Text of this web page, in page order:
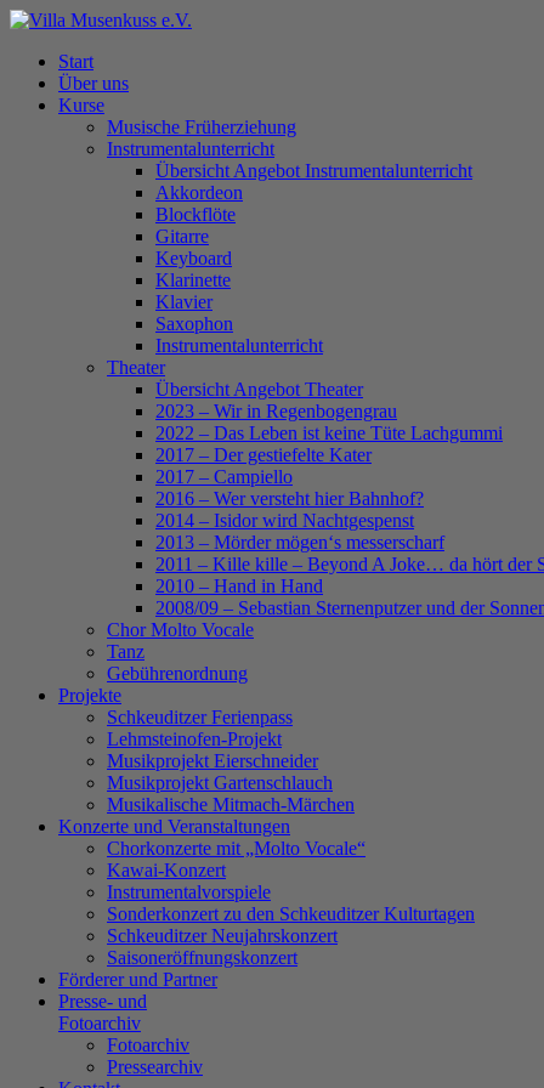
Skip
main
content
Menu
Start
Über uns
Kurse
Musische Früherziehung
Instrumentalunterricht
Übersicht Angebot Instrumentalunterricht
Akkordeon
Blockflöte
Gitarre
Keyboard
Klarinette
Klavier
Saxophon
Instrumentalunterricht
Theater
Übersicht Angebot Theater
2023 – Wir in Regenbogengrau
2022 – Das Leben ist keine Tüte Lachgummi
2017 – Der gestiefelte Kater
2017 – Campiello
2016 – Wer versteht hier Bahnhof?
2014 – Isidor wird Nachtgespenst
2013 – Mörder mögen‘s messerscharf
2011 – Kille kille – Beyond A Joke… da hört der
2010 – Hand in Hand
2008/09 – Sebastian Sternenputzer und der
Chor Molto Vocale
Tanz
Gebührenordnung
Projekte
Schkeuditzer Ferienpass
Lehmsteinofen-Projekt
Musikprojekt Eierschneider
Musikprojekt Gartenschlauch
Musikalische Mitmach-Märchen
Konzerte und Veranstaltungen
Chorkonzerte mit „Molto Vocale“
Kawai-Konzert
Instrumentalvorspiele
Sonderkonzert zu den Schkeuditzer Kulturtagen
Schkeuditzer Neujahrskonzert
Saisoneröffnungskonzert
Förderer und Partner
Presse- und
Fotoarchiv
Fotoarchiv
Pressearchiv